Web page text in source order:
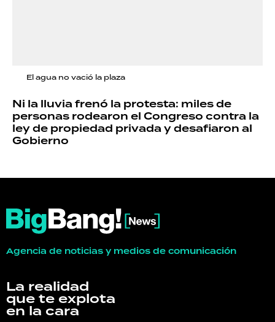
El agua no vació la plaza
Ni la lluvia frenó la protesta: miles de
personas rodearon el Congreso contra la
ley de propiedad privada y desafiaron al
Gobierno
Agencia de noticias y medios de comunicación
La realidad
que te explota
en la cara